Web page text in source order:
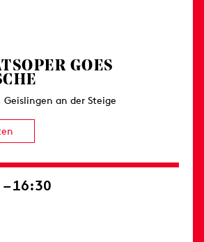
GOES
Geislingen an der Steige
16:30